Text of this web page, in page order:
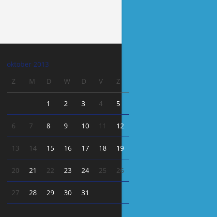
oktober 2013
Z
M D W D V Z
1 2 3 4 5
6 7 8 9 10 11 12
13 14 15 16 17 18 19
20 21 22 23 24 25 26
27 28 29 30 31